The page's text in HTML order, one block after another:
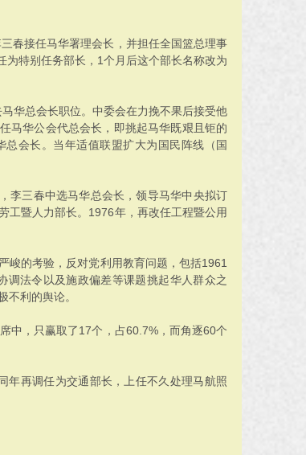
春接任马华署理会长，并担任全国篮总理事
特别任务部长，1个月后这个部长名称改为
华总会长职位。中委会在力挽不果后接受他
马华公会代总会长，即挑起马华既艰且钜的
会长。当年适值联盟扩大为国民阵线（国
李三春中选马华总会长，领导马华中央拟订
工暨人力部长。1976年，再改任工程暨公用
峻的考验，反对党利用教育问题，包括1961
调法令以及施政偏差等课题挑起华人群众之
不利的舆论。
中，只赢取了17个，占60.7%，而角逐60个
年再调任为交通部长，上任不久处理马航照